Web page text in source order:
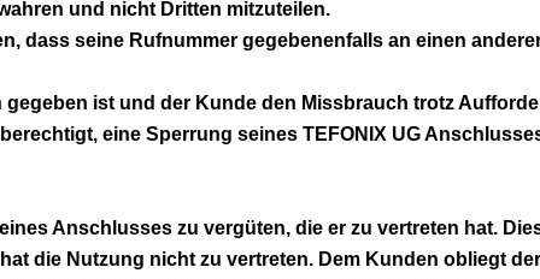
und nicht Dritten mitzuteilen.
dass seine Rufnummer gegebenenfalls an einen
ist und der Kunde den Missbrauch trotz
eine Sperrung seines TEFONIX UG
Anschlusses zu vergüten, die er zu vertreten hat.
die Nutzung nicht zu vertreten. Dem Kunden obliegt